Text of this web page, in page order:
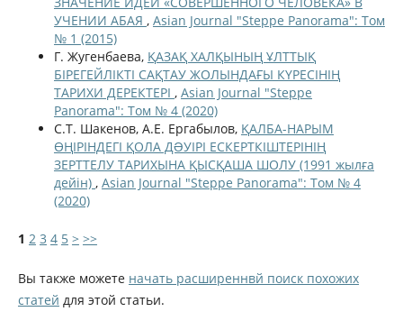
УЧЕНИИ АБАЯ , Asian Journal "Steppe Panorama": Том
№ 1 (2015)
Г. Жугенбаева, ҚАЗАҚ ХАЛҚЫНЫҢ ҰЛТТЫҚ
БІРЕГЕЙЛІКТІ САҚТАУ ЖОЛЫНДАҒЫ КҮРЕСІНІҢ
ТАРИХИ ДЕРЕКТЕРІ , Asian Journal "Steppe
Panorama": Том № 4 (2020)
С.Т. Шакенов, А.Е. Ергабылов, ҚАЛБА-НАРЫМ
ӨҢІРІНДЕГІ ҚОЛА ДƏУІРІ ЕСКЕРТКІШТЕРІНІҢ
ЗЕРТТЕЛУ ТАРИХЫНА ҚЫСҚАША ШОЛУ (1991 жылға
дейін) , Asian Journal "Steppe Panorama": Том № 4
(2020)
1 2 3 4 5 > >>
Вы также можете начать расширеннвй поиск похожих
статей для этой статьи.